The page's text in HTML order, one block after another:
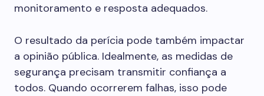
monitoramento e resposta adequados.
O resultado da perícia pode também impactar
a opinião pública. Idealmente, as medidas de
segurança precisam transmitir confiança a
todos. Quando ocorrerem falhas, isso pode